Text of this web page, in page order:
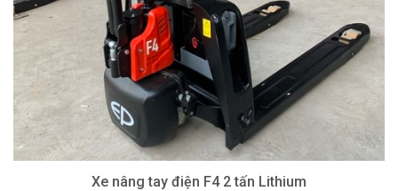
Xe nâng tay điện F4 2 tấn Lithium